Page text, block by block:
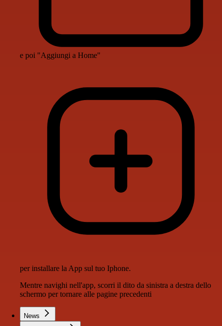
e poi "Aggiungi a Home"
per installare la App sul tuo Iphone.
Mentre navighi nell'app, scorri il dito da sinistra a destra dello
schermo per tornare alle pagine precedenti
News